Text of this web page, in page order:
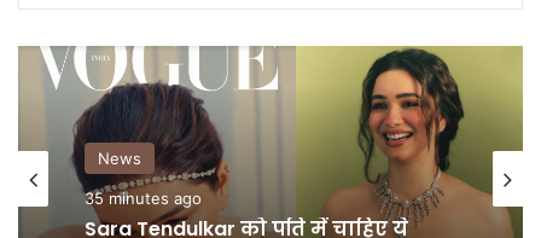
News
35 minutes ago
GALLERY
1 day ago